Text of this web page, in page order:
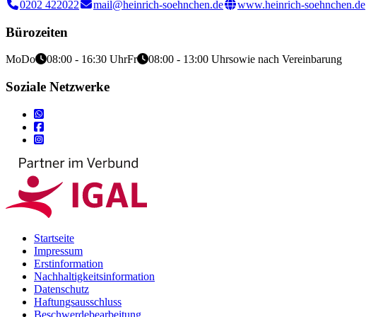
0202 422022
mail@heinrich-soehnchen.de www.heinrich-soehnchen.de
Bürozeiten
MoDo 08:00 - 16:30 UhrFr 08:00 - 13:00 Uhrsowie nach Vereinbarung
Soziale Netzwerke
Startseite
Impressum
Erstinformation
Nachhaltigkeitsinformation
Datenschutz
Haftungsausschluss